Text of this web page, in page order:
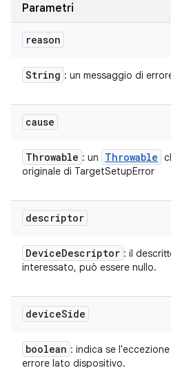
Parametri
reason
String : un messaggio di
cause
Throwable : un Throwable
originale di TargetSetupError
descriptor
DeviceDescriptor : il
interessato, può essere nullo.
deviceSide
boolean : indica se
errore lato dispositivo.